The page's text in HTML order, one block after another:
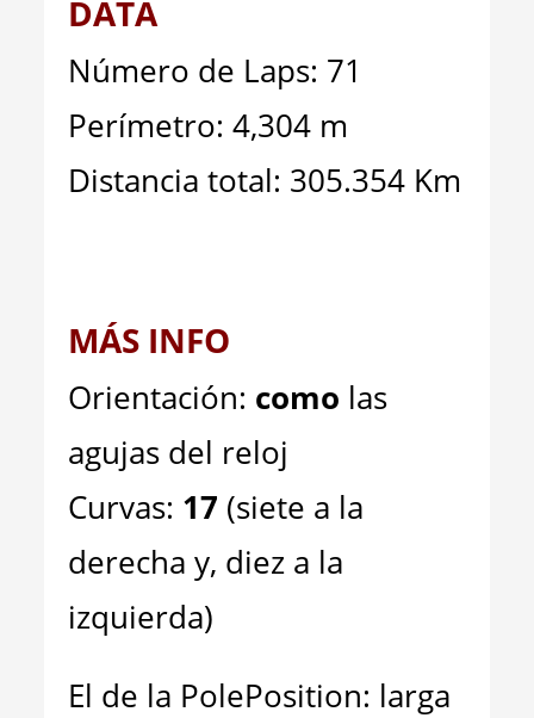
DATA
Número de Laps: 71
Perímetro: 4,304 m
Distancia total: 305.354 Km
MÁS INFO
Orientación: como las
agujas del reloj
Curvas: 17 (siete a la
derecha y, diez a la
izquierda)
El de la PolePosition: larga